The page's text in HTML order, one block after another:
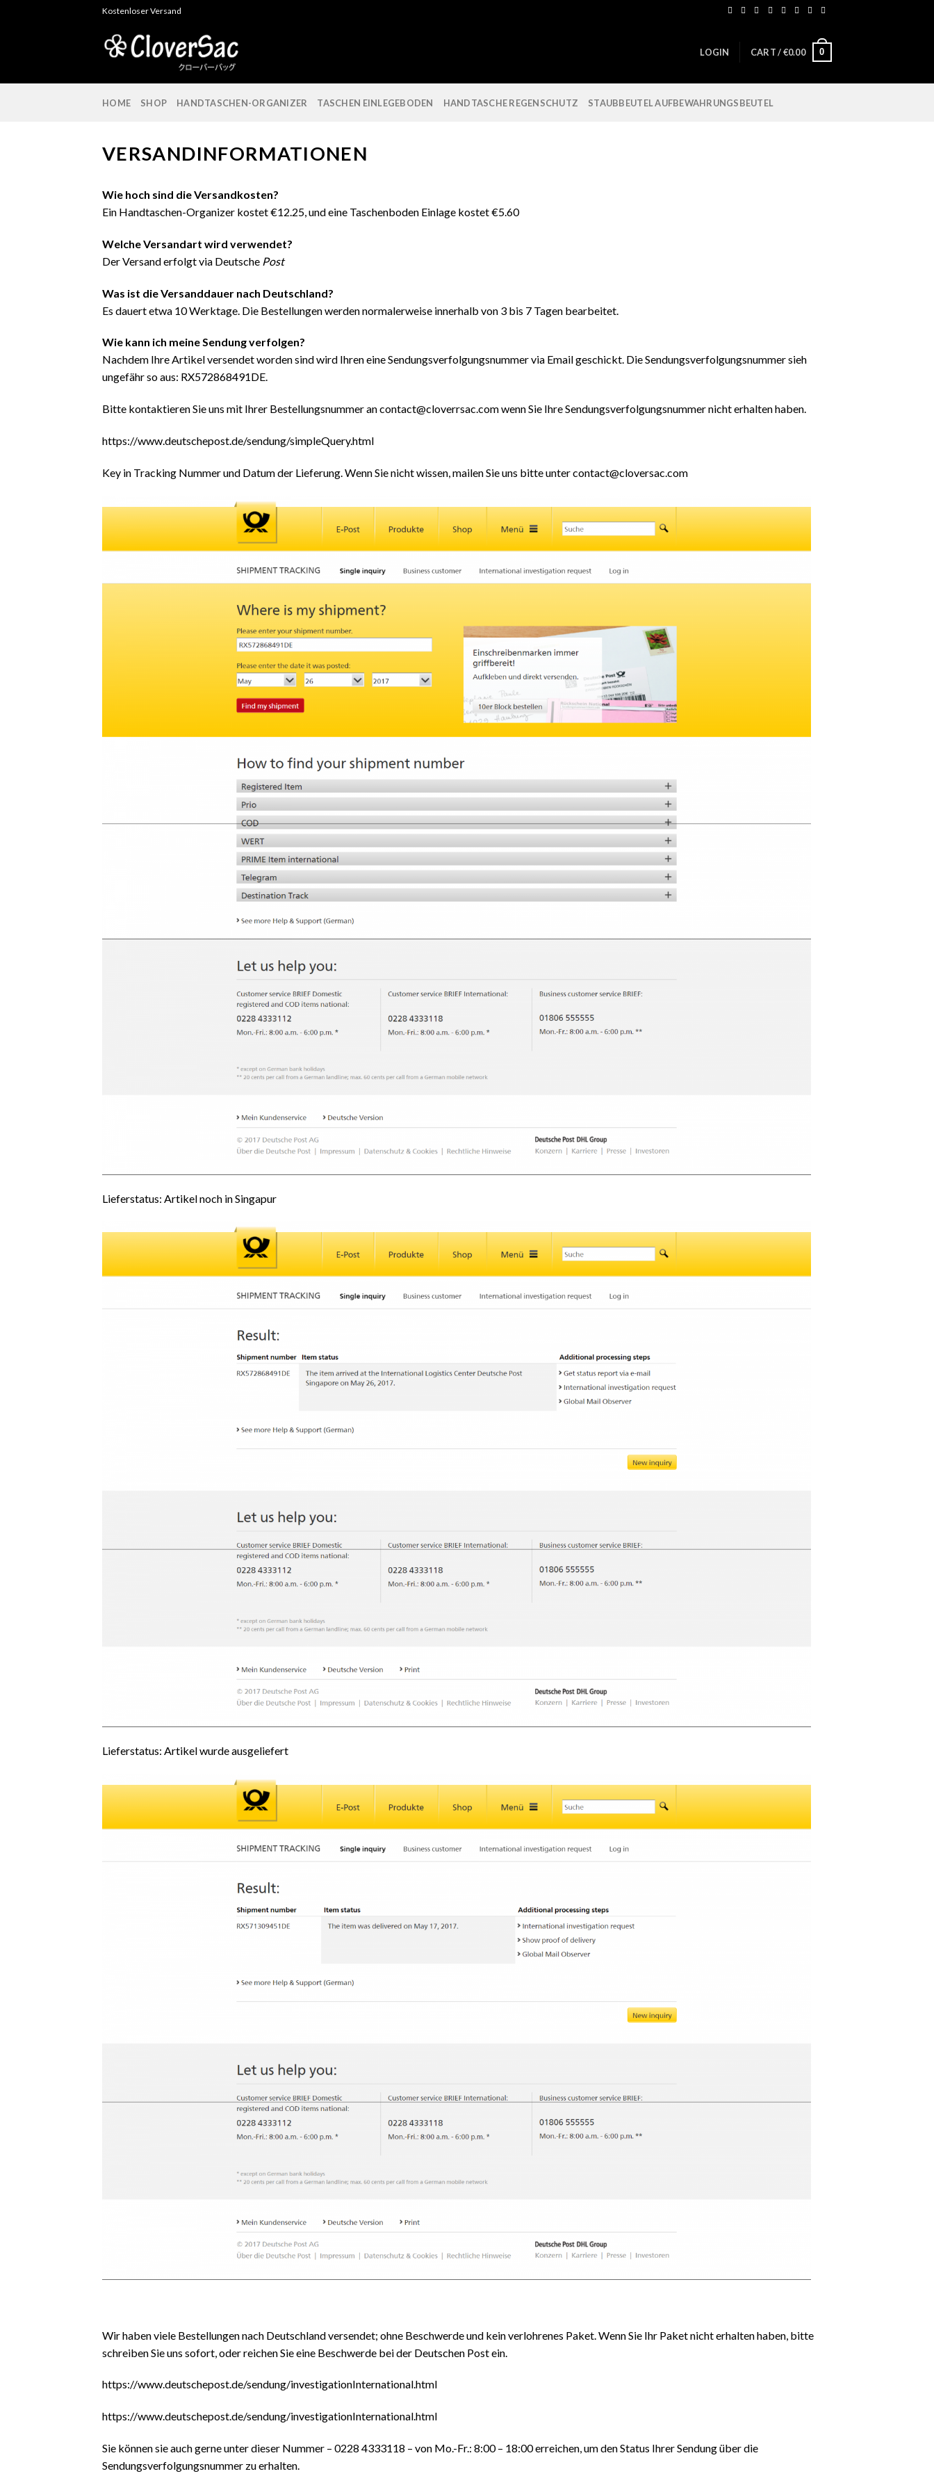
Kostenloser Versand
LOGIN CART /€0.00 0
HOME SHOP HANDTASCHEN-ORGANIZER TASCHEN EINLEGEBODEN HANDTASCHE REGENSCHUTZ STAUBBEUTEL AUFBEWAHRUNGSBEUTEL
VERSANDINFORMATIONEN
Wie hoch sind die Versandkosten?
Ein Handtaschen-Organizer kostet €12.25, und eine Taschenboden Einlage kostet €5.60
Welche Versandart wird verwendet?
Der Versand erfolgt via Deutsche Post
Was ist die Versanddauer nach Deutschland?
Es dauert etwa 10 Werktage. Die Bestellungen werden normalerweise innerhalb von 3 bis 7 Tagen bearbeitet.
Wie kann ich meine Sendung verfolgen?
Nachdem Ihre Artikel versendet worden sind wird Ihren eine Sendungsverfolgungsnummer via Email geschickt. Die Sendungsverfolgungsnummer sieh
ungefähr so aus: RX572868491DE.
Bitte kontaktieren Sie uns mit Ihrer Bestellungsnummer an contact@cloverrsac.com wenn Sie Ihre Sendungsverfolgungsnummer nicht erhalten haben.
https://www.deutschepost.de/sendung/simpleQuery.html
Key in Tracking Nummer und Datum der Lieferung. Wenn Sie nicht wissen, mailen Sie uns bitte unter contact@cloversac.com
Lieferstatus: Artikel noch in Singapur
Lieferstatus: Artikel wurde ausgeliefert
Wir haben viele Bestellungen nach Deutschland versendet; ohne Beschwerde und kein verlohrenes Paket. Wenn Sie Ihr Paket nicht erhalten haben, bitte
schreiben Sie uns sofort, oder reichen Sie eine Beschwerde bei der Deutschen Post ein.
https://www.deutschepost.de/sendung/investigationInternational.html
https://www.deutschepost.de/sendung/investigationInternational.html
Sie können sie auch gerne unter dieser Nummer – 0228 4333118 – von Mo.-Fr.: 8:00 – 18:00 erreichen, um den Status Ihrer Sendung über die
Sendungsverfolgungsnummer zu erhalten.